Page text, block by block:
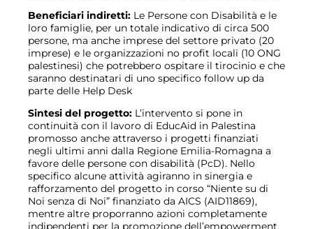
Beneficiari indiretti: Le Persone con Disabilità e le
loro famiglie, per un totale indicativo di circa 500
persone, ma anche imprese del settore privato (20
imprese) e le organizzazioni no profit locali (10 ONG
palestinesi) che potrebbero ospitare il tirocinio e che
saranno destinatari di uno specifico follow up da
parte delle Help Desk
Sintesi del progetto: L’intervento si pone in
continuità con il lavoro di EducAid in Palestina
promosso anche attraverso i progetti finanziati
negli ultimi anni dalla Regione Emilia-Romagna a
favore delle persone con disabilità (PcD). Nello
specifico alcune attività agiranno in sinergia e
rafforzamento del progetto in corso “Niente su di
Noi senza di Noi” finanziato da AICS (AID11869),
mentre altre proporranno azioni completamente
indipendenti per la promozione dell’empowerment